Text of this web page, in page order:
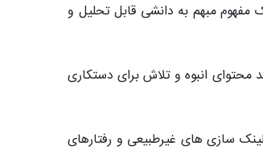
مفهوم مبهم به دانشی قابل تحلیل و
محتوای انبوه و تلاش برای دستکاری
مثال، بروزرسانی پنگوئن در سال ۲۰۱۲ تمرکز ویژه‌ ای بر شناسایی لینک‌ سازی‌ های غیرطبیعی و رفتارهای